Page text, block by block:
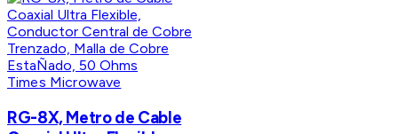
Times Microwave
RG-8X, Metro de Cable